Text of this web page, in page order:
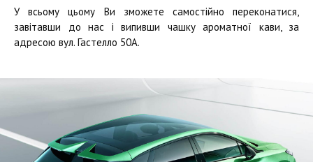
У всьому цьому Ви зможете самостійно переконатися,
завітавши до нас і випивши чашку ароматної кави, за
адресою вул. Гастелло 50А.